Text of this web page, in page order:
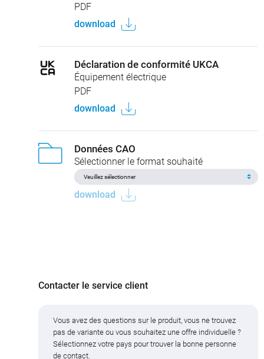
PDF
download
Déclaration de conformité UKCA
Équipement électrique
PDF
download
Données CAO
Sélectionner le format souhaité
download
Contacter le service client
Vous avez des questions sur le produit, vous ne trouvez
pas de variante ou vous souhaitez une offre individuelle ?
Sélectionnez votre pays pour trouver la bonne personne
de contact.